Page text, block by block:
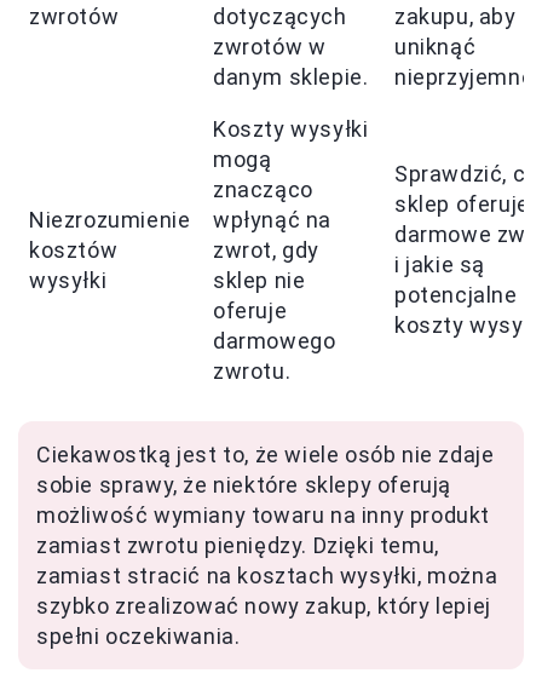
zwrotów
dotyczących
zwrotów w
danym sklepie.
zakupu, aby
uniknąć
Niezrozumienie
kosztów
wysyłki
Koszty wysyłki
mogą
znacząco
wpłynąć na
zwrot, gdy
sklep nie
oferuje
darmowego
zwrotu.
Sprawdzić,
sklep oferuje
darmowe
i jakie są
potencjalne
koszty
Ciekawostką jest to, że wiele osób nie zdaje
sobie sprawy, że niektóre sklepy oferują
możliwość wymiany towaru na inny produkt
zamiast zwrotu pieniędzy. Dzięki temu,
zamiast stracić na kosztach wysyłki, można
szybko zrealizować nowy zakup, który lepiej
spełni oczekiwania.